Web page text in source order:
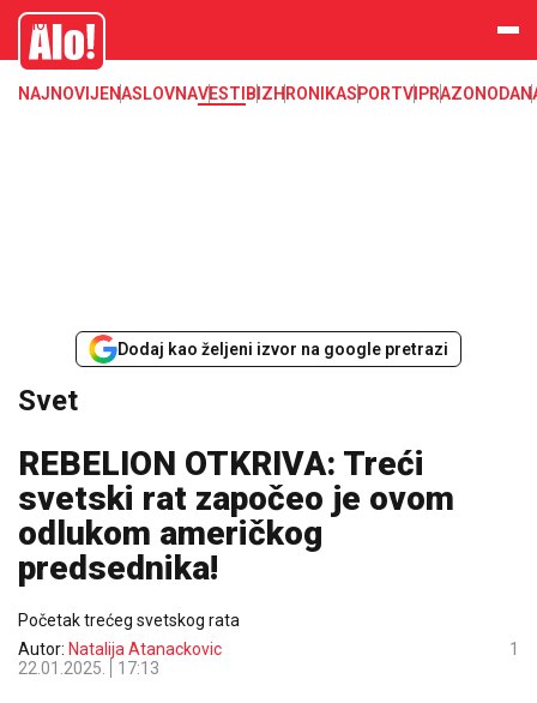
Svet, Ruske vesti, Planeta, Region
Alo
NAJNOVIJENASLOVNAVESTI BIZHRONIKASPORTVIPRAZONODA
Dodaj kao željeni izvor na google pretrazi
Svet
REBELION OTKRIVA: Treći
svetski rat započeo je ovom
odlukom američkog
predsednika!
Početak trećeg svetskog rata
Autor: Natalija Atanackovic
22.01.2025.
17:13
1